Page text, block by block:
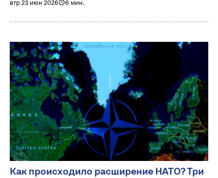
втр 23 июн 2026 6 мин.
Как происходило расширение НАТО? Три